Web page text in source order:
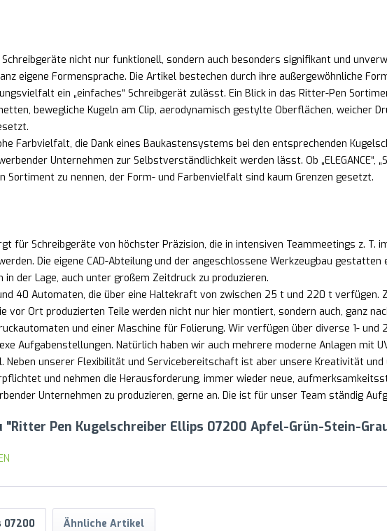
nicht nur funktionell, sondern auch besonders signifikant und
eigene Formensprache. Die Artikel bestechen durch ihre außergewöhnliche
ein „einfaches“ Schreibgerät zulässt. Ein Blick in das Ritter-Pen
bewegliche Kugeln am Clip, aerodynamisch gestylte Oberflächen, weicher
Farbvielfalt, die Dank eines Baukastensystems bei den entsprechenden
Unternehmen zur Selbstverständlichkeit werden lässt. Ob „ELEGANCE“,
Sortiment zu nennen, der Form- und Farbenvielfalt sind kaum Grenzen gesetzt.
für Schreibgeräte von höchster Präzision, die in intensiven Teammeetings z. T.
Die eigene CAD-Abteilung und der angeschlossene Werkzeugbau
in der Lage, auch unter großem Zeitdruck zu produzieren.
40 Automaten, die über eine Haltekraft von zwischen 25 t und 220 t verfügen.
vor Ort produzierten Teile werden nicht nur hier montiert, sondern auch, ganz
und einer Maschine für Folierung. Wir verfügen über diverse 1- und
Aufgabenstellungen. Natürlich haben wir auch mehrere moderne Anlagen mit
Neben unserer Flexibilität und Servicebereitschaft ist aber unsere Kreativität
und nehmen die Herausforderung, immer wieder neue,
Unternehmen zu produzieren, gerne an. Die ist für unser Team ständig
Pen Kugelschreiber Ellips 07200 Apfel-Grün-Stein-
07200 Ähnliche Artikel